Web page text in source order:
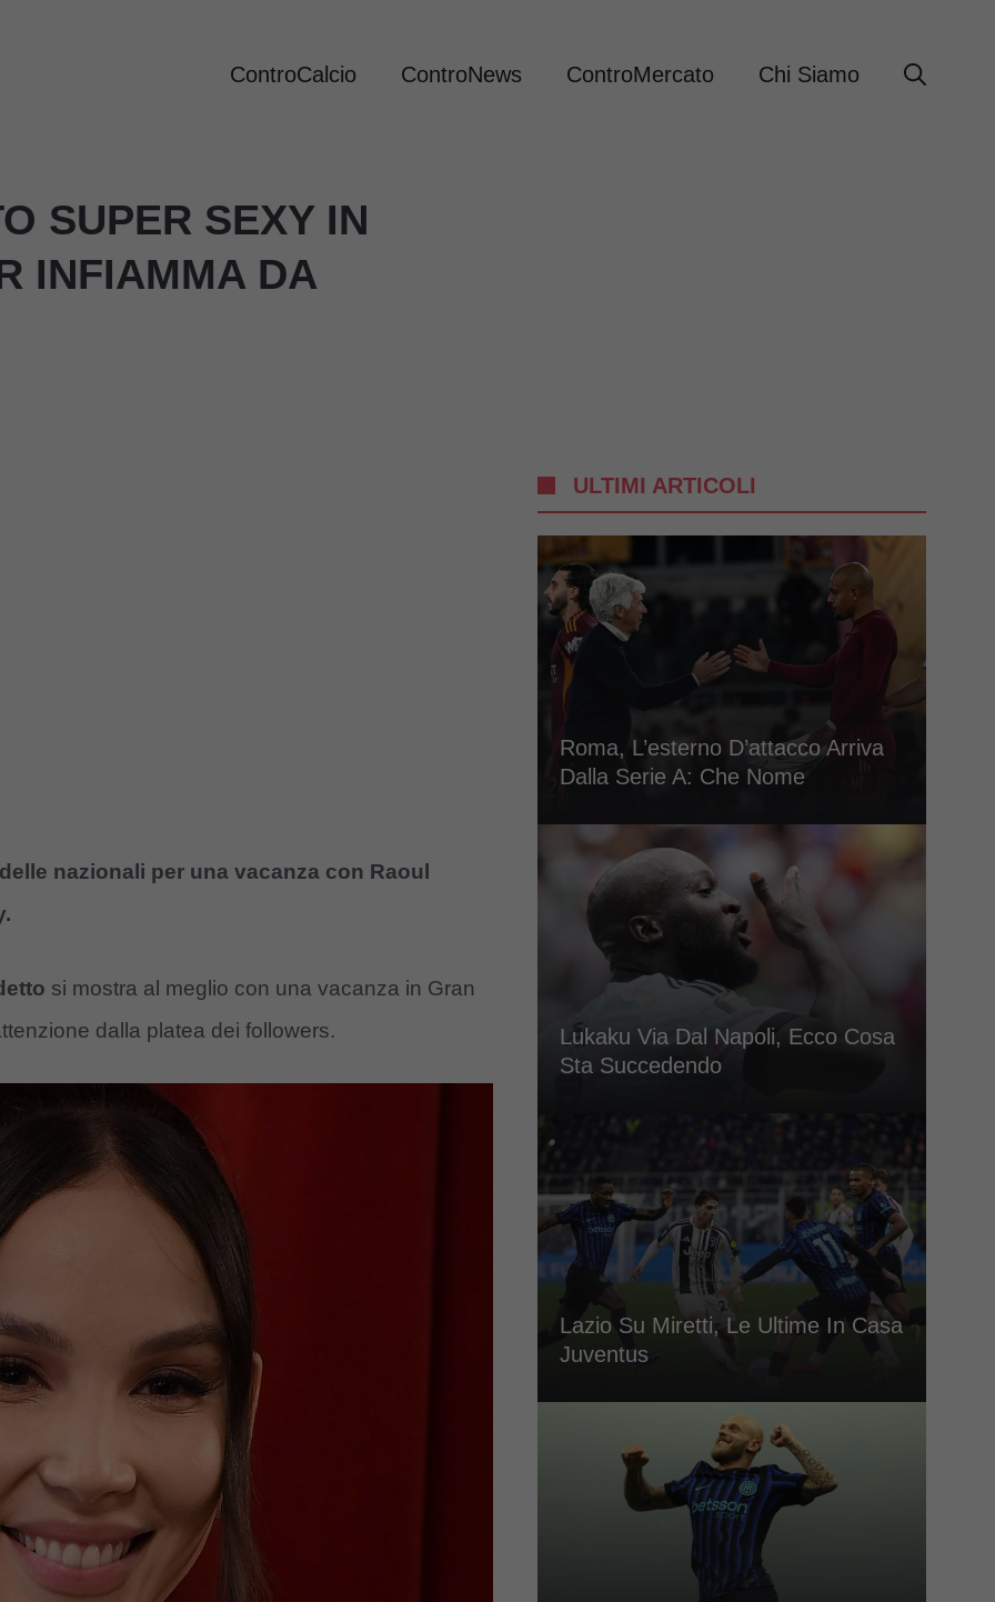
ControCalcio ControNews ControMercato Chi Siamo
SUPER SEXY IN
INFIAMMA DA
nazionali per una vacanza con Raoul
si mostra al meglio con una vacanza in Gran
dalla platea dei followers.
ULTIMI ARTICOLI
Roma, L’esterno D’attacco Arriva
Dalla Serie A: Che Nome
Lukaku Via Dal Napoli, Ecco Cosa
Sta Succedendo
Lazio Su Miretti, Le Ultime In Casa
Juventus